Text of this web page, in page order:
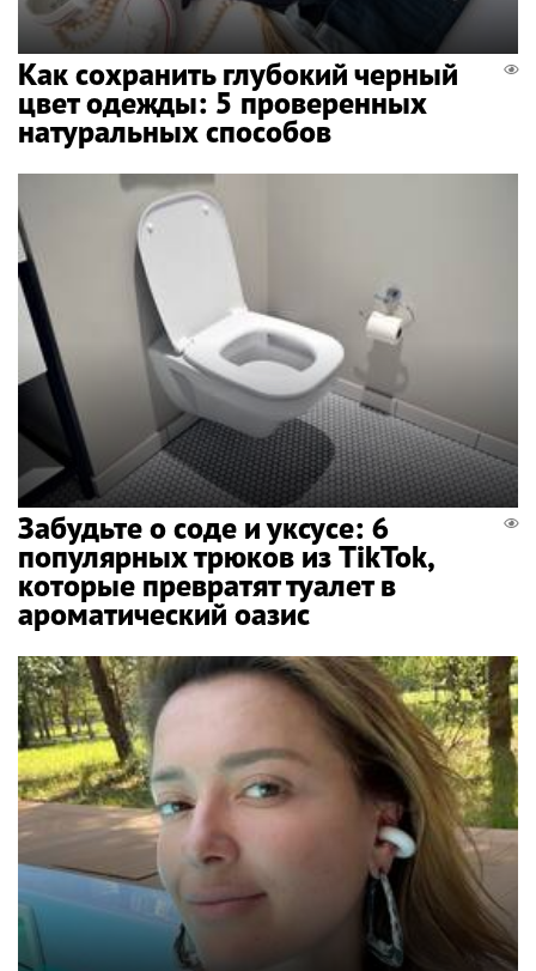
Как сохранить глубокий черный
цвет одежды: 5 проверенных
натуральных способов
Забудьте о соде и уксусе: 6
популярных трюков из TikTok,
которые превратят туалет в
ароматический оазис